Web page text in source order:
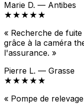
Marie D. — Antibes
★★★★★
« Recherche de
grâce à la caméra
l'assurance. »
Pierre L. — Grasse
★★★★★
« Pompe de